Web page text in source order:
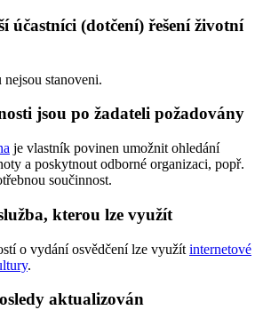
účastníci (dotčení) řešení životní
stanoveni.
jsou po žadateli požadovány
je vlastník povinen umožnit ohledání
a poskytnout odborné organizaci, popř.
součinnost.
kterou lze využít
o vydání osvědčení lze využít internetové
.
aktualizován